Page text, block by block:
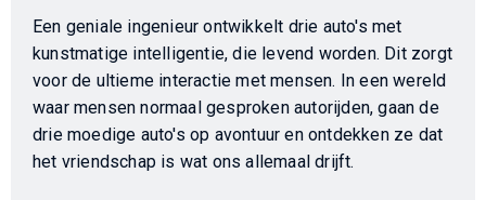
Een geniale ingenieur ontwikkelt drie auto's met
kunstmatige intelligentie, die levend worden. Dit zorgt
voor de ultieme interactie met mensen. In een wereld
waar mensen normaal gesproken autorijden, gaan de
drie moedige auto's op avontuur en ontdekken ze dat
het vriendschap is wat ons allemaal drijft.